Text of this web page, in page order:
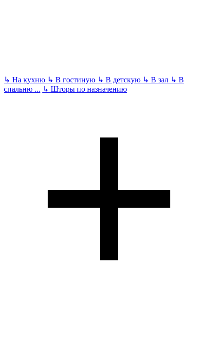
↳ На кухню ↳ В гостиную ↳ В детскую ↳ В зал ↳ В
спальню ... ↳ Шторы по назначению